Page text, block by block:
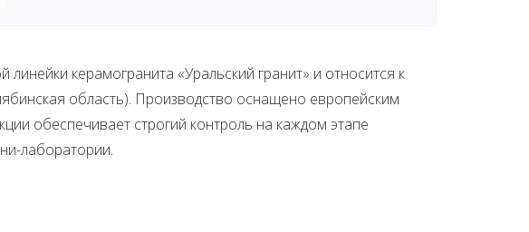
керамогранита «Уральский гранит» и относится к
область). Производство оснащено европейским
обеспечивает строгий контроль на каждом этапе
лаборатории.